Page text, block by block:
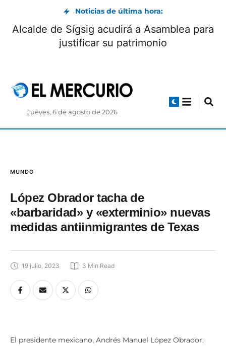
Noticias de última hora:
Alcalde de Sígsig acudirá a Asamblea para
justificar su patrimonio
Jueves, 6 de agosto de 2026
MUNDO
López Obrador tacha de
«barbaridad» y «exterminio» nuevas
medidas antiinmigrantes de Texas
19 julio, 2023 3 Min Read
El presidente mexicano, Andrés Manuel López Obrador,